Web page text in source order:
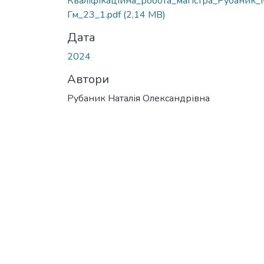
Гм_23_1.pdf(2,14 MB)
Дата
2024
Автори
Рубаник Наталія Олександрівна